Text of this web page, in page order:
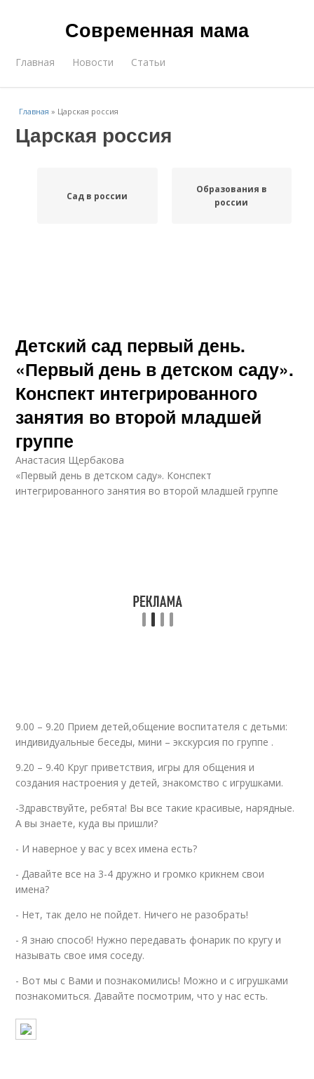
Современная мама
Главная Новости Статьи
Главная » Царская россия
Царская россия
Сад в россии
Образования в
россии
Детский сад первый день.
«Первый день в детском саду».
Конспект интегрированного
занятия во второй младшей
группе
Анастасия Щербакова
«Первый день в детском саду». Конспект
интегрированного занятия во второй младшей группе
9.00 – 9.20 Прием детей,общение воспитателя с детьми:
индивидуальные беседы, мини – экскурсия по группе .
9.20 – 9.40 Круг приветствия, игры для общения и
создания настроения у детей, знакомство с игрушками.
-Здравствуйте, ребята! Вы все такие красивые, нарядные.
А вы знаете, куда вы пришли?
- И наверное у вас у всех имена есть?
- Давайте все на 3-4 дружно и громко крикнем свои
имена?
- Нет, так дело не пойдет. Ничего не разобрать!
- Я знаю способ! Нужно передавать фонарик по кругу и
называть свое имя соседу.
- Вот мы с Вами и познакомились! Можно и с игрушками
познакомиться. Давайте посмотрим, что у нас есть.